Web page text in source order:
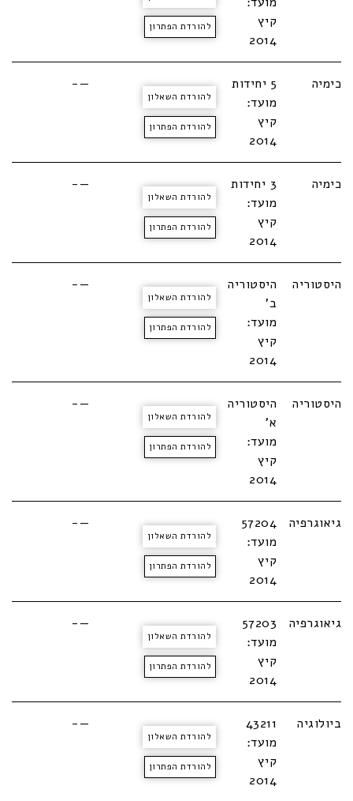
קיץ
2014
להורדת הפתרון
כימיה
5 יחידות
מועד:
קיץ
2014
להורדת השאלון
להורדת הפתרון
—-
כימיה
3 יחידות
מועד:
קיץ
2014
להורדת השאלון
להורדת הפתרון
—-
היסטוריה
היסטוריה
ב'
מועד:
קיץ
2014
להורדת השאלון
להורדת הפתרון
—-
היסטוריה
היסטוריה
א'
מועד:
קיץ
2014
להורדת השאלון
להורדת הפתרון
—-
גיאוגרפיה
57204
מועד:
קיץ
2014
להורדת השאלון
להורדת הפתרון
—-
גיאוגרפיה
57203
מועד:
קיץ
2014
להורדת השאלון
להורדת הפתרון
—-
ביולוגיה
43211
מועד:
קיץ
2014
להורדת השאלון
להורדת הפתרון
—-